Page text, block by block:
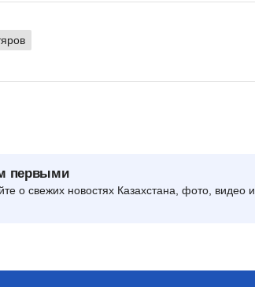
первыми
о свежих новостях Казахстана, фото, видео и